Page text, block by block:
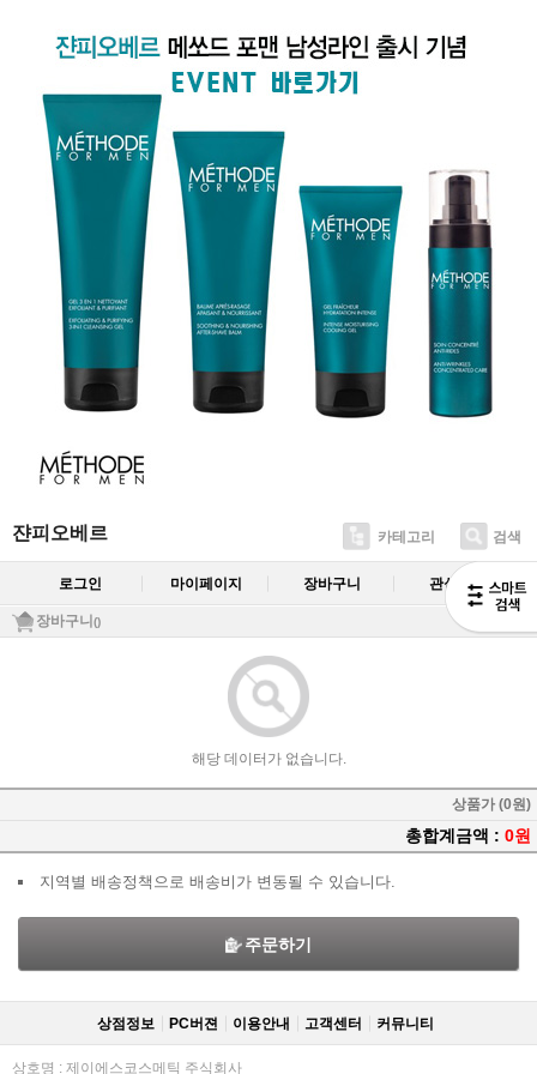
쟌피오베르 카테고리 검색
로그인 마이페이지 장바구니 관심상품
장바구니()
해당 데이터가 없습니다.
상품가 (0원)
총합계금액 : 0원
지역별 배송정책으로 배송비가 변동될 수 있습니다.
주문하기
상점정보 PC버젼 이용안내 고객센터 커뮤니티
상호명 : 제이에스코스메틱 주식회사